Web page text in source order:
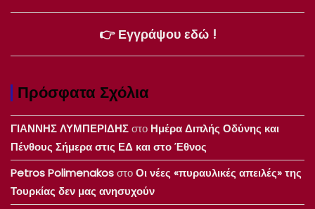
👉 Εγγράψου εδώ !
Πρόσφατα Σχόλια
ΓΙΑΝΝΗΣ ΛΥΜΠΕΡΙΔΗΣστο Ημέρα Διπλής Οδύνης και
Πένθους Σήμερα στις ΕΔ και στο Έθνος
Petros PolimenakosστοΟι νέες «πυραυλικές απειλές» της
Τουρκίας δεν μας ανησυχούν